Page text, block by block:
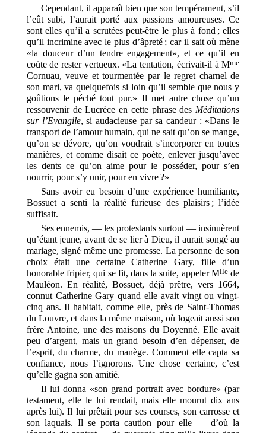
Cependant, il apparaît bien que son tempérament, s’il
l’eût subi, l’aurait porté aux passions amoureuses. Ce
sont elles qu’il a scrutées peut-être le plus à fond ; elles
qu’il incrimine avec le plus d’âpreté ; car il sait où mène
«la douceur d’un tendre engagement», et ce qu’il en
coûte de rester vertueux. «La tentation, écrivait-il à Mme
Cornuau, veuve et tourmentée par le regret charnel de
son mari, va quelquefois si loin qu’il semble que nous y
goûtions le péché tout pur.» Il met autre chose qu’un
ressouvenir de Lucrèce en cette phrase des Méditations
sur l’Evangile, si audacieuse par sa candeur : «Dans le
transport de l’amour humain, qui ne sait qu’on se mange,
qu’on se dévore, qu’on voudrait s’incorporer en toutes
manières, et comme disait ce poète, enlever jusqu’avec
les dents ce qu’on aime pour le posséder, pour s’en
nourrir, pour s’y unir, pour en vivre ?»
Sans avoir eu besoin d’une expérience humiliante,
Bossuet a senti la réalité furieuse des plaisirs ; l’idée
suffisait.
Ses ennemis, — les protestants surtout — insinuèrent
qu’étant jeune, avant de se lier à Dieu, il aurait songé au
mariage, signé même une promesse. La personne de son
choix était une certaine Catherine Gary, fille d’un
honorable fripier, qui se fit, dans la suite, appeler Mllede
Mauléon. En réalité, Bossuet, déjà prêtre, vers 1664,
connut Catherine Gary quand elle avait vingt ou vingt-
cinq ans. Il habitait, comme elle, près de Saint-Thomas
du Louvre, et dans la même maison, où logeait aussi son
frère Antoine, une des maisons du Doyenné. Elle avait
peu d’argent, mais un grand besoin d’en dépenser, de
l’esprit, du charme, du manège. Comment elle capta sa
confiance, nous l’ignorons. Une chose certaine, c’est
qu’elle gagna son amitié.
Il lui donna «son grand portrait avec bordure» (par
testament, elle le lui rendait, mais elle mourut dix ans
après lui). Il lui prêtait pour ses courses, son carrosse et
son laquais. Il se porta caution pour elle — d’où la